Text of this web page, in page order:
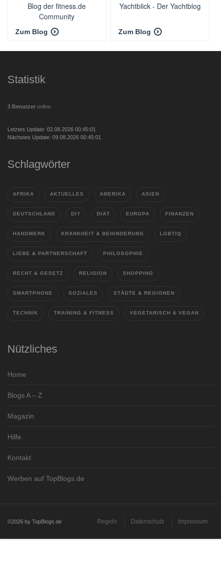
Blog der fitness.de
Community
Zum Blog
Yachtblick - Der Yachtblog
Zum Blog
Statistik
3 Benutzer online
Letztes Update: 02.08.2026 00:45:01
Nächstes Update: 09.08.2026 00:45:01
Schlagwörter
AFRIKA AKTUELLES AMERIKA ASIEN
DEUTSCHLAND DIY DIÄT EUROPA FINANZEN
HANDWERK KRANKHEIT & BEHINDERUNG LGBTIQ
LIEBE & PARTNERSCHAFT PHILOSOPHIE
RECHT & GESETZ RELIGION SHOPPING
SMARTPHONE SOZIALES STÄDTE & REGIONEN
TECHNIK TRAINING & FITNESS VEGETARISCH & VEGAN
Nützliches
Home
Blogs A – Z
Magazin
Hilfe
Kontakt
Werben auf TopBlogs.de
©2026 by TopBlogs.de Regeln Datenschutz Impressum